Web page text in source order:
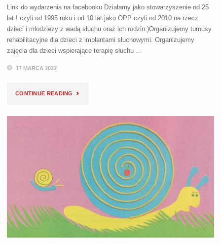
Link do wydarzenia na facebooku Działamy jako stowarzyszenie od 25
lat ! czyli od 1995 roku i od 10 lat jako OPP czyli od 2010 na rzecz
dzieci i młodzieży z wadą słuchu oraz ich rodzin:)Organizujemy turnusy
rehabilitacyjne dla dzieci z implantami słuchowymi. Organizujemy
zajęcia dla dzieci wspierające terapię słuchu …
17 MARCA 2022
CONTINUE READING "1%
2021
DLA
DZIECI
WADAMI
SŁUCHU